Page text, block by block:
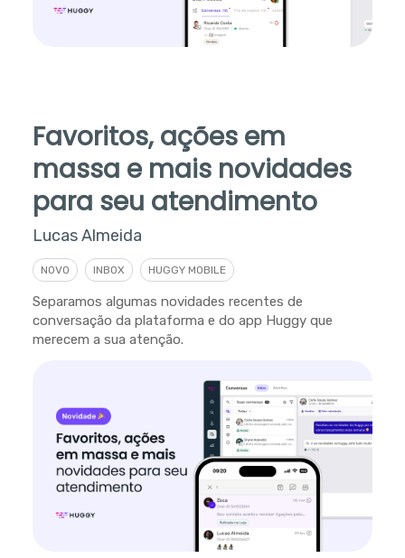
Favoritos, ações em
massa e mais novidades
para seu atendimento
Lucas Almeida
NOVO INBOX HUGGY MOBILE
Separamos algumas novidades recentes de
conversação da plataforma e do app Huggy que
merecem a sua atenção.